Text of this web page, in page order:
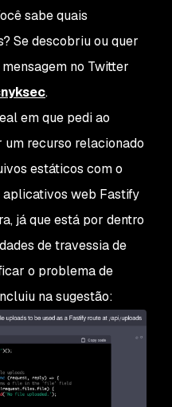
sabe quais
Se descobriu ou quer
no Twitter
.
em que pedi ao
recurso relacionado
estáticos com o
web Fastify
já que está por dentro
de travessia de
o problema de
na sugestão: